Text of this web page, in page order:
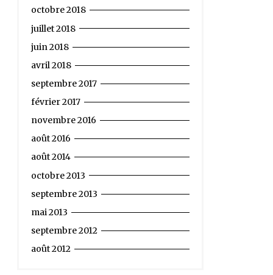
octobre 2018
juillet 2018
juin 2018
avril 2018
septembre 2017
février 2017
novembre 2016
août 2016
août 2014
octobre 2013
septembre 2013
mai 2013
septembre 2012
août 2012